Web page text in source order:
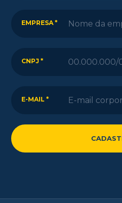
EMPRESA *
CNPJ *
E-MAIL *